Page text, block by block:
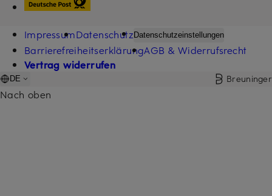
ImpressumDatenschutz Datenschutzeinstellungen
BarrierefreiheitserklärungAGB & Widerrufsrecht
Vertrag widerrufen
DE Breuninger
Nach oben